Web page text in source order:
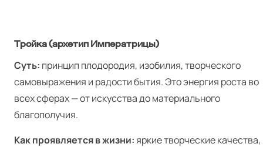
Тройка (архетип Императрицы)
Суть: принцип плодородия, изобилия, творческого
самовыражения и радости бытия. Это энергия роста во
всех сферах — от искусства до материального
благополучия.
Как проявляется в жизни: яркие творческие качества,